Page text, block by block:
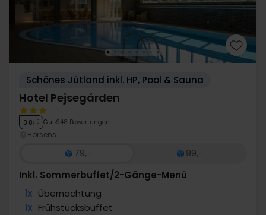
aus Ihrem Urlaub zu bieten, mit großartigen
Inklusivleistungen und komfortablen Aufenthalten, die
es Ihnen ermöglichen, sich auf das Wesentliche zu
konzentrieren: mehr zu erleben.
Schönes Jütland inkl. HP, Pool & Sauna
Hotel Pejsegården
3.8/ 5 Gut 948 Bewertungen
Horsens
79,-
99,-
Inkl. Sommerbuffet/2-Gänge-Menü
1x Übernachtung
1x Frühstücksbuffet